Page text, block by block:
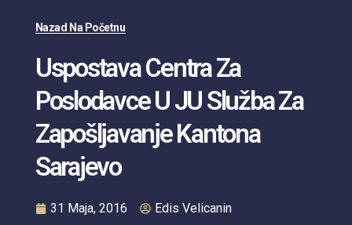
Nazad Na Početnu
Uspostava Centra Za
Poslodavce U JU Služba Za
Zapošljavanje Kantona
Sarajevo
31 Maja, 2016 Edis Velicanin